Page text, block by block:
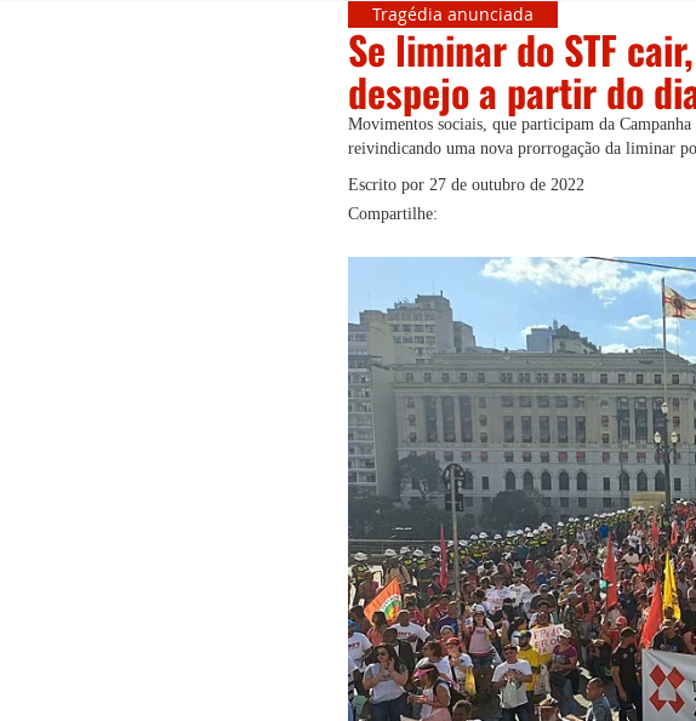
Tragédia anunciada
Se liminar do STF
despejo a partir do
Movimentos sociais, que participam da
reivindicando uma nova prorrogação da liminar
Escrito por 27 de outubro de 2022
Compartilhe: